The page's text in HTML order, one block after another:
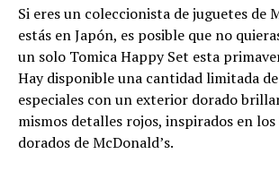
Si eres un coleccionista de juguetes de
estás en Japón, es posible que no
un solo Tomica Happy Set esta
Hay disponible una cantidad limitada
especiales con un exterior dorado
mismos detalles rojos, inspirados en
dorados de McDonald’s.